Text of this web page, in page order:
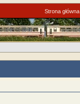
Strona główna